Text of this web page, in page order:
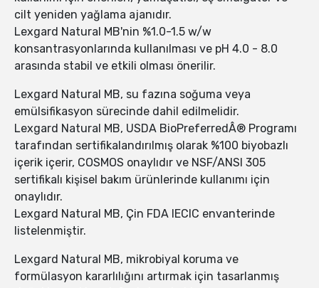
cilt yeniden yağlama ajanıdır.
Lexgard Natural MB'nin %1.0-1.5 w/w
konsantrasyonlarında kullanılması ve pH 4.0 - 8.0
arasında stabil ve etkili olması önerilir.
Lexgard Natural MB, su fazına soğuma veya
emülsifikasyon sürecinde dahil edilmelidir.
Lexgard Natural MB, USDA BioPreferredÂ® Programı
tarafından sertifikalandırılmış olarak %100 biyobazlı
içerik içerir, COSMOS onaylıdır ve NSF/ANSI 305
sertifikalı kişisel bakım ürünlerinde kullanımı için
onaylıdır.
Lexgard Natural MB, Çin FDA IECIC envanterinde
listelenmiştir.
Lexgard Natural MB, mikrobiyal koruma ve
formülasyon kararlılığını artırmak için tasarlanmış